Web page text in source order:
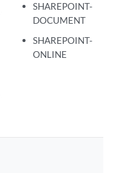
SHAREPOINT-
DOCUMENT
SHAREPOINT-
ONLINE